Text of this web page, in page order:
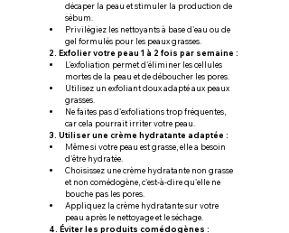
décaper la peau et stimuler la production de
sébum.
Privilégiez les nettoyants à base d'eau ou de
gel formulés pour les peaux grasses.
2. Exfolier votre peau 1 à 2 fois par semaine :
L'exfoliation permet d'éliminer les cellules
mortes de la peau et de déboucher les pores.
Utilisez un exfoliant doux adapté aux peaux
grasses.
Ne faites pas d'exfoliations trop fréquentes,
car cela pourrait irriter votre peau.
3. Utiliser une crème hydratante adaptée :
Même si votre peau est grasse, elle a besoin
d'être hydratée.
Choisissez une crème hydratante non grasse
et non comédogène, c'est-à-dire qu'elle ne
bouche pas les pores.
Appliquez la crème hydratante sur votre
peau après le nettoyage et le séchage.
4. Éviter les produits comédogènes :